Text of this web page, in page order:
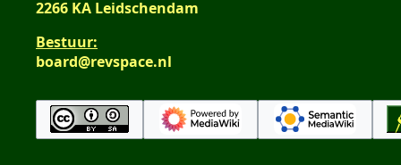
2266 KA Leidschendam
Bestuur:
board@revspace.nl